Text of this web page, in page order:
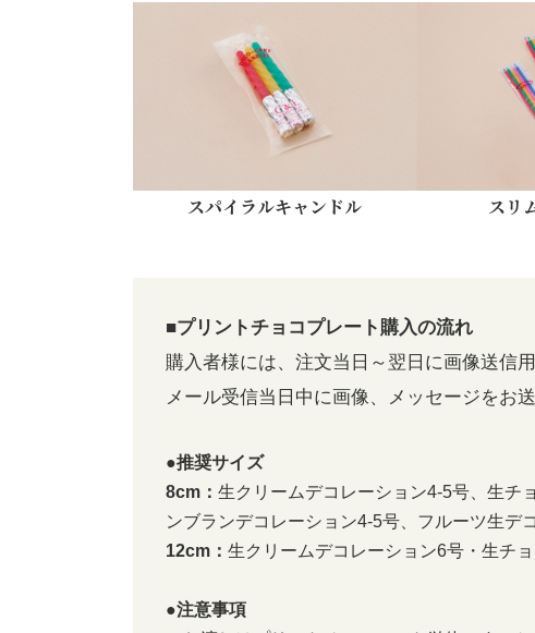
スパイラルキャンドル スリ
■プリントチョコプレート購入の流れ
購入者様には、注文当日～翌日に画像送信
メール受信当日中に画像、メッセージをお送
●推奨サイズ
8cm： 生クリームデコレーション4-5号、生チ
ンブランデコレーション4-5号、フルーツ生デ
12cm： 生クリームデコレーション6号・生チ
●注意事項